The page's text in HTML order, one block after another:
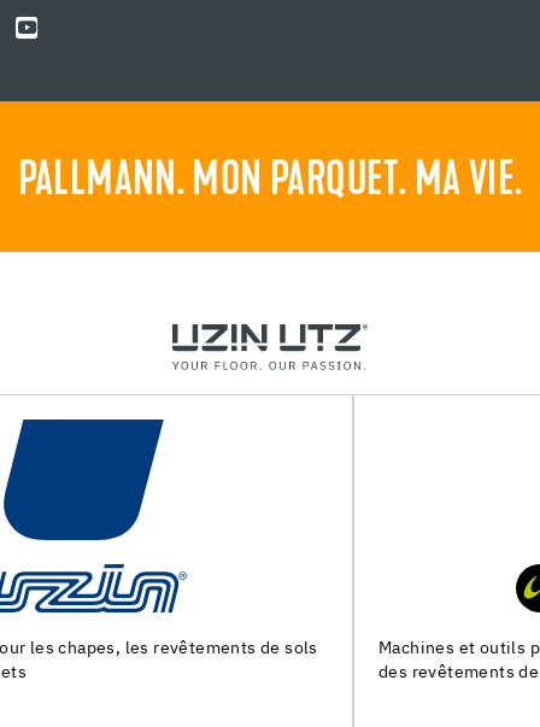
PALLMANN. MON PARQUET. MA VIE.
Machines et outils pour la preparation du support et la pose